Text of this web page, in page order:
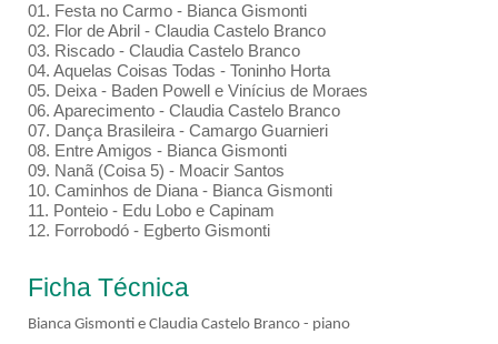
01.⁠ ⁠Festa no Carmo - Bianca Gismonti
02.⁠ ⁠Flor de Abril - Claudia Castelo Branco
03.⁠ ⁠Riscado - Claudia Castelo Branco
04.⁠ ⁠Aquelas Coisas Todas - Toninho Horta
05.⁠ ⁠Deixa - Baden Powell e Vinícius de Moraes
06.⁠ ⁠Aparecimento - Claudia Castelo Branco
07.⁠ ⁠Dança Brasileira - Camargo Guarnieri
08.⁠ ⁠Entre Amigos - Bianca Gismonti
09.⁠ ⁠Nanã (Coisa 5) - Moacir Santos
10.⁠ ⁠Caminhos de Diana - Bianca Gismonti
11.⁠ ⁠Ponteio - Edu Lobo e Capinam
12.⁠ ⁠Forrobodó - Egberto Gismonti
Ficha Técnica
Bianca Gismonti e Claudia Castelo Branco - piano